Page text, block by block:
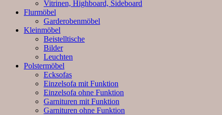
Vitrinen, Highboard, Sideboard
Flurmöbel
Garderobenmöbel
Kleinmöbel
Beistelltische
Bilder
Leuchten
Polstermöbel
Ecksofas
Einzelsofa mit Funktion
Einzelsofa ohne Funktion
Garnituren mit Funktion
Garnituren ohne Funktion